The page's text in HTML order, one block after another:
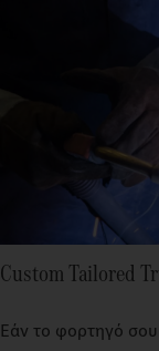
Custom Tailored
Εάν το φορτηγό σου